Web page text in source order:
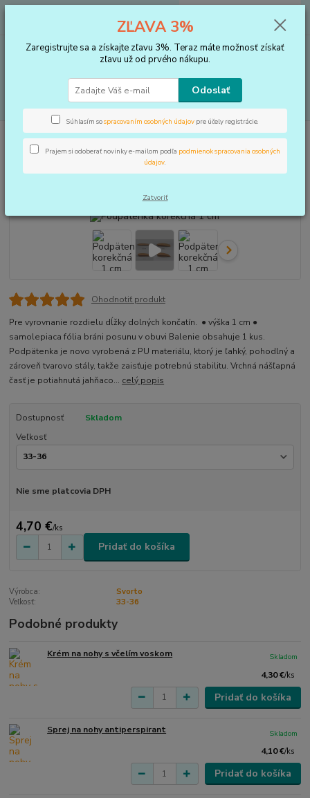
za0 €
Úvod VLOŽKY DO TOPÁNOK, KOREKTORY
Podpätenky a pätičky
Podpätenka korekčná 1 cm
Podpätenka korekčná 1 cm
Ohodnotiť produkt
Pre vyrovnanie rozdielu dĺžky dolných končatín. ● výška 1 cm ●
samolepiaca fólia bráni posunu v obuvi Balenie obsahuje 1 kus.
Podpätenka je novo vyrobená z PU materiálu, ktorý je ľahký, pohodlný a
zároveň tvarovo stály, takže zaisťuje potrebnú stabilitu. Vrchná nášľapná
časť je potiahnutá jahňaco... celý popis
Dostupnosť
Skladom
Veľkosť
Nie sme platcovia DPH
4,70 €/ks
Pridať do košíka
Výrobca:
Svorto
Veľkosť:
33-36
Podobné produkty
Krém na nohy s včelím voskom
4,30 €/ks
Skladom
Pridať do košíka
Sprej na nohy antiperspirant
4,10 €/ks
Skladom
Pridať do košíka
ZĽAVA 3%
Zaregistrujte sa a získajte zľavu 3%. Teraz máte možnosť získať
zľavu už od prvého nákupu.
Odoslať
Súhlasím sospracovaním osobných údajov pre účely registrácie.
Prajem si odoberať novinky e-mailom podľa podmienok spracovania osobných
údajov.
Zatvoriť